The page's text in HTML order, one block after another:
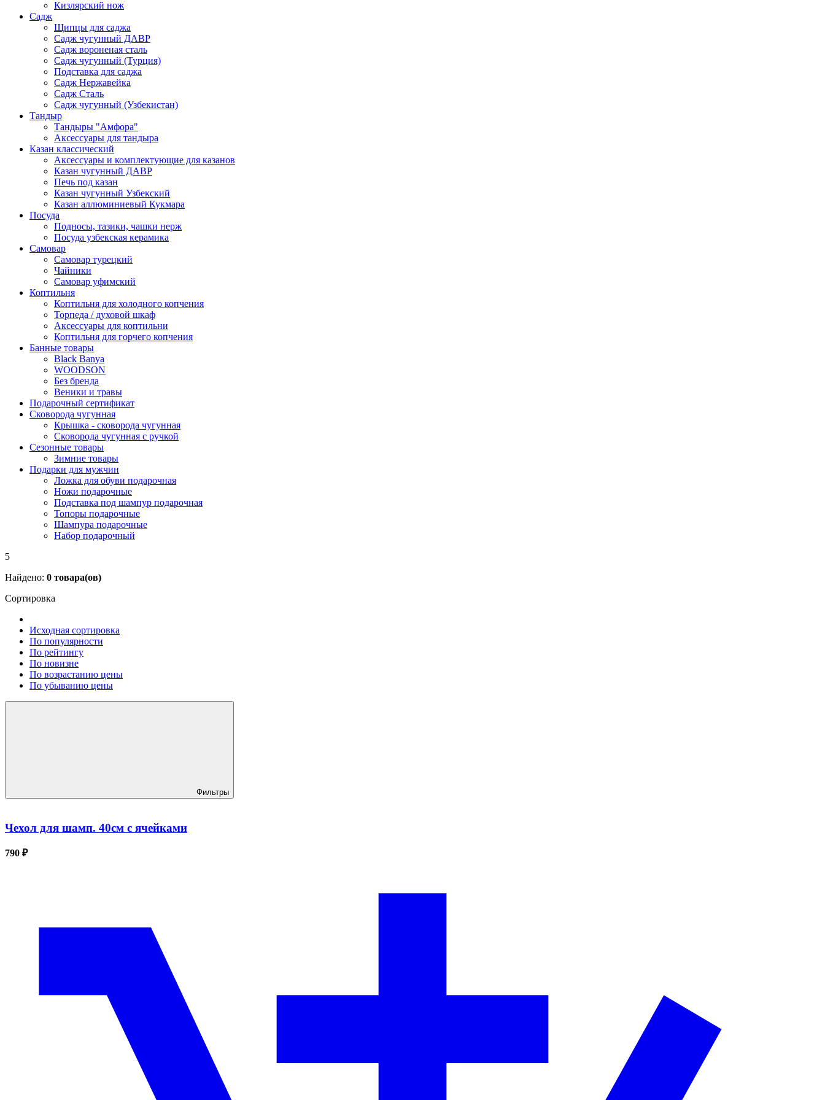
Кизлярский нож
Садж
Щипцы для саджа
Садж чугунный ДАВР
Садж вороненая сталь
Садж чугунный (Турция)
Подставка для саджа
Садж Нержавейка
Садж Сталь
Садж чугунный (Узбекистан)
Тандыр
Тандыры "Амфора"
Аксессуары для тандыра
Казан классический
Аксессуары и комплектующие для казанов
Казан чугунный ДАВР
Печь под казан
Казан чугунный Узбекский
Казан аллюминиевый Кукмара
Посуда
Подносы, тазики, чашки нерж
Посуда узбекская керамика
Самовар
Самовар турецкий
Чайники
Самовар уфимский
Коптильня
Коптильня для холодного копчения
Торпеда / духовой шкаф
Аксессуары для коптильни
Коптильня для горчего копчения
Банные товары
Black Banya
WOODSON
Без бренда
Веники и травы
Подарочный сертификат
Сковорода чугунная
Крышка - сковорода чугунная
Сковорода чугунная с ручкой
Сезонные товары
Зимние товары
Подарки для мужчин
Ложка для обуви подарочная
Ножи подарочные
Подставка под шампур подарочная
Топоры подарочные
Шампура подарочные
Набор подарочный
5
Найдено: 0 товара(ов)
Сортировка
Исходная сортировка
По популярности
По рейтингу
По новизне
По возрастанию цены
По убыванию цены
Фильтры
Чехол для шамп. 40см с ячейками
790 ₽